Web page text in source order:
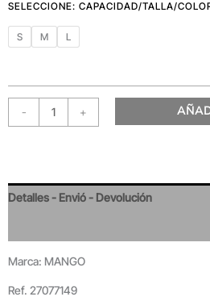
S M L
- +
Detalles - Envió - Devolución
Marca: MANGO
Ref. 27077149